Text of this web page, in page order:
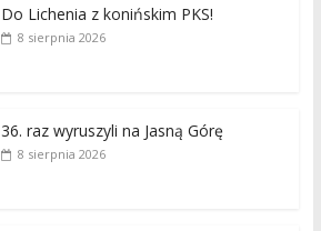
Do Lichenia z konińskim PKS!
8 sierpnia 2026
36. raz wyruszyli na Jasną Górę
8 sierpnia 2026